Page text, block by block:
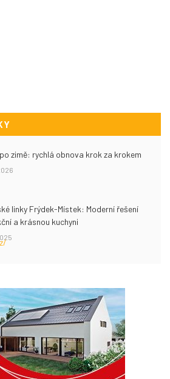
zimě: rychlá obnova krok za krokem
linky Frýdek-Místek: Moderní řešení
a krásnou kuchyni